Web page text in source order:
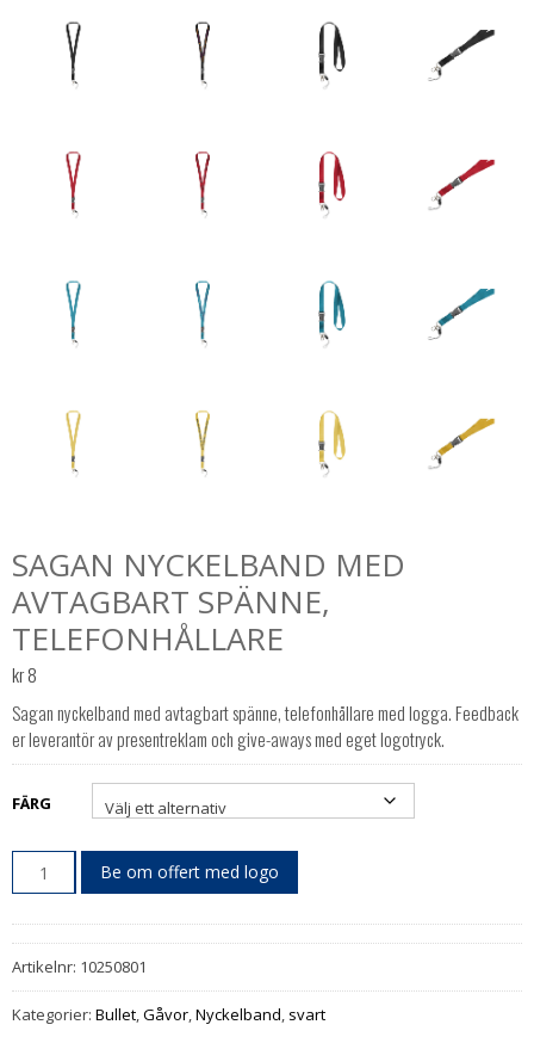
SAGAN NYCKELBAND MED
AVTAGBART SPÄNNE,
TELEFONHÅLLARE
kr8
Sagan nyckelband med avtagbart spänne, telefonhållare med logga. Feedback
er leverantör av presentreklam och give-aways med eget logotryck.
FÄRG
Be om offert med logo
Artikelnr: 10250801
Kategorier: Bullet,Gåvor,Nyckelband, svart